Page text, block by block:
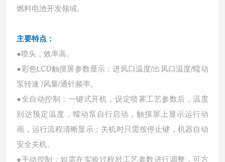
燃料电池开发领域。
主要特点：
●喷头，效率高。
●彩色LCD触摸屏参数显示：进风口温度/出风口温度/蠕动
泵转速 /风量/通针频率。
●全自动控制：一键式开机，设定喷雾工艺参数后，温度
到达预定温度，蠕动泵自行启动，触摸屏上显示运行动
画，运行流程清晰显示；关机时只需按停止键，机器自动
安全关机。
●手动控制：如需在实验过程对工艺参数进行调整，可方